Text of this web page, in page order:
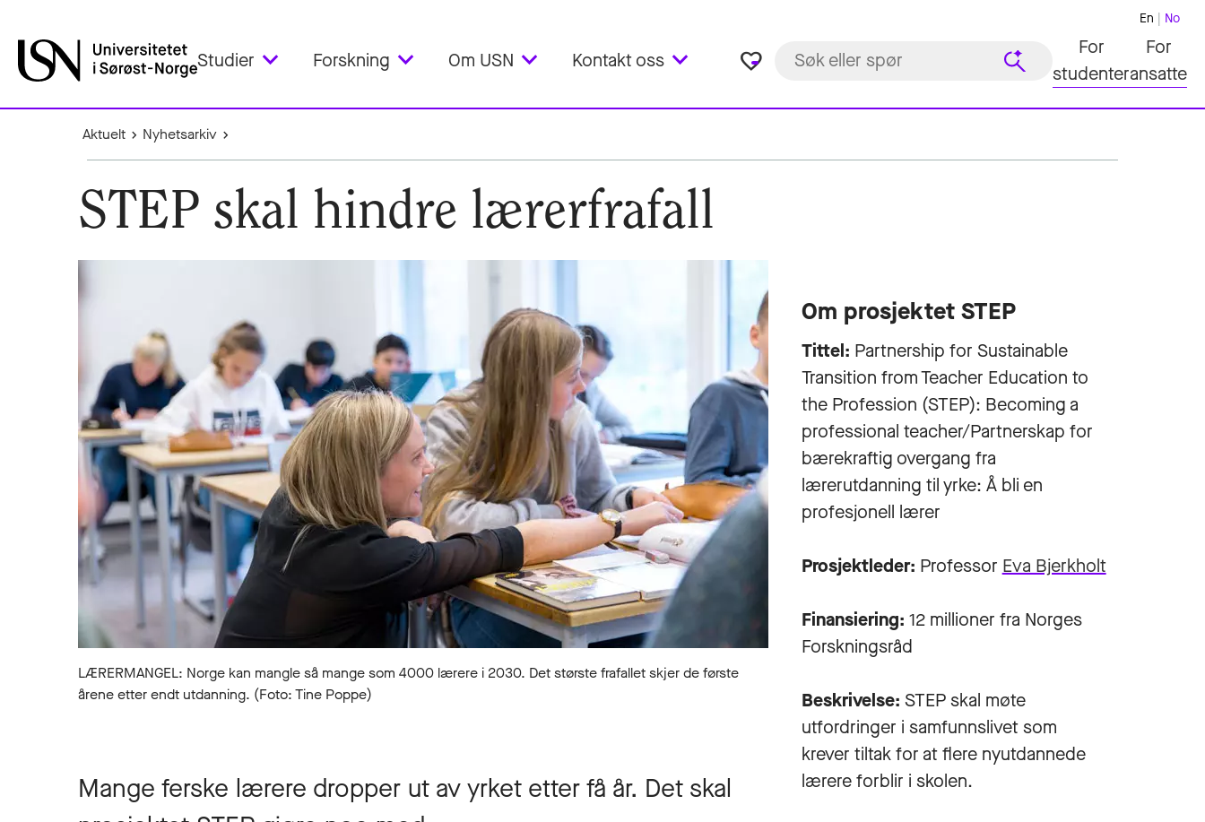
Studier Forskning Om USN Kontakt oss favorite_border
En No
For
studenter
For
ansatte
Aktuelt Nyhetsarkiv
STEP skal hindre lærerfrafall
LÆRERMANGEL: Norge kan mangle så mange som 4000 lærere i 2030. Det største frafallet skjer de første
årene etter endt utdanning. (Foto: Tine Poppe)
Mange ferske lærere dropper ut av yrket etter få år. Det skal
Om prosjektet STEP
Tittel: Partnership for Sustainable
Transition from Teacher Education to
the Profession (STEP): Becoming a
professional teacher/Partnerskap for
bærekraftig overgang fra
lærerutdanning til yrke: Å bli en
profesjonell lærer
Prosjektleder: Professor Eva Bjerkholt
Finansiering: 12 millioner fra Norges
Forskningsråd
Beskrivelse: STEP skal møte
utfordringer i samfunnslivet som
krever tiltak for at flere nyutdannede
lærere forblir i skolen.